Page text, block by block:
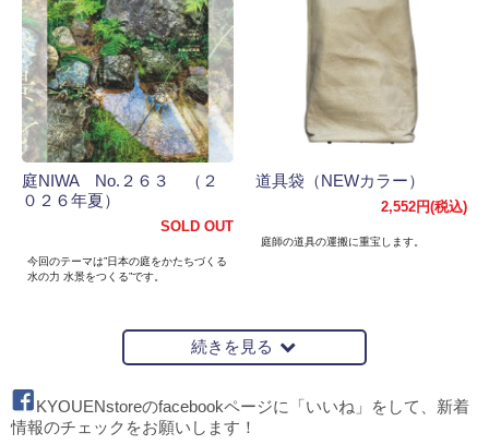
庭NIWA No.２６３ （２
０２６年夏）
SOLD OUT
今回のテーマは”日本の庭をかたちづくる
水の力 水景をつくる”です。
道具袋（NEWカラー）
2,552円(税込)
庭師の道具の運搬に重宝します。
続きを見る
KYOUENstoreのfacebookページに「いいね」をして、新着
情報のチェックをお願いします！